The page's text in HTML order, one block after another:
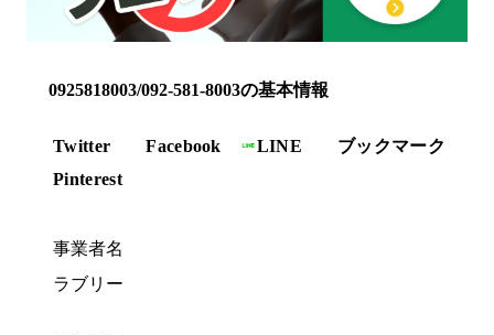
0925818003/092-581-8003の基本情報
Twitter Facebook LINE
ブックマーク
Pinterest
事業者名
ラブリー